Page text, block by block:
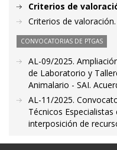
Criterios de
Criterios de
CONVOCATORIAS DE PTGAS
AL-09/2025.
de Laboratorio y
Animalario - SAI.
AL-11/2025.
Técnicos
interposición de